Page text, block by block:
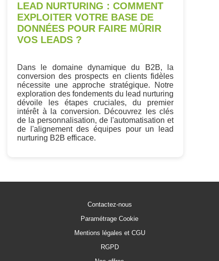
LEAD NURTURING : COMMENT
EXPLOITER VOTRE BASE DE
DONNÉES POUR FAIRE MÛRIR
VOS LEADS ?
Dans le domaine dynamique du B2B, la
conversion des prospects en clients fidèles
nécessite une approche stratégique. Notre
exploration des fondements du lead nurturing
dévoile les étapes cruciales, du premier
intérêt à la conversion. Découvrez les clés
de la personnalisation, de l'automatisation et
de l'alignement des équipes pour un lead
nurturing B2B efficace.
Contactez-nous
Paramétrage Cookie
Mentions légales et CGU
RGPD